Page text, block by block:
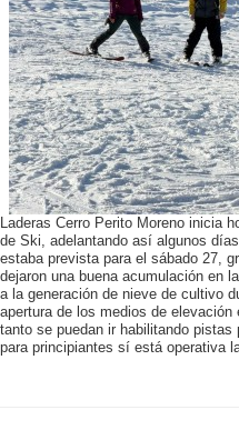
Laderas Cerro Perito Moreno inicia
de Ski, adelantando así algunos
estaba prevista para el sábado 27,
dejaron una buena acumulación en
a la generación de nieve de cultivo
apertura de los medios de
tanto se puedan ir habilitando
para principiantes sí está operativa